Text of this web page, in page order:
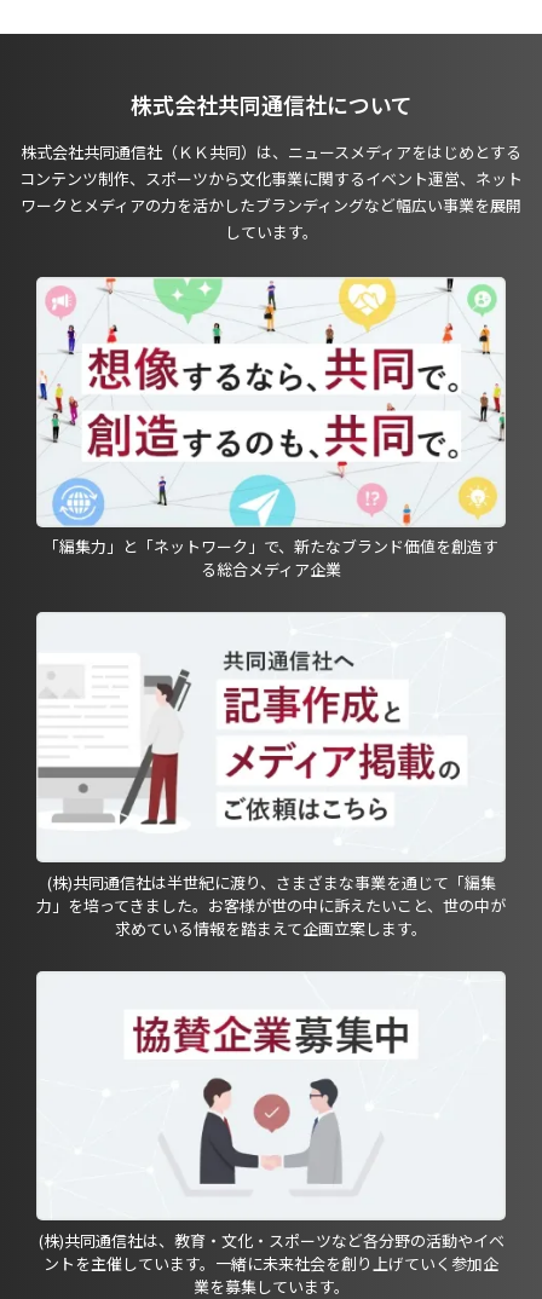
株式会社共同通信社について
株式会社共同通信社（ＫＫ共同）は、ニュースメディアをはじめとする
コンテンツ制作、スポーツから文化事業に関するイベント運営、ネット
ワークとメディアの力を活かしたブランディングなど幅広い事業を展開
しています。
「編集力」と「ネットワーク」で、新たなブランド価値を創造す
る総合メディア企業
(株)共同通信社は半世紀に渡り、さまざまな事業を通じて「編集
力」を培ってきました。お客様が世の中に訴えたいこと、世の中が
求めている情報を踏まえて企画立案します。
(株)共同通信社は、教育・文化・スポーツなど各分野の活動やイベ
ントを主催しています。一緒に未来社会を創り上げていく参加企
業を募集しています。